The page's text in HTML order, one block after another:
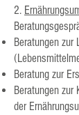
2.
Beratungen zur
Beratung zur
Beratungen zur
der